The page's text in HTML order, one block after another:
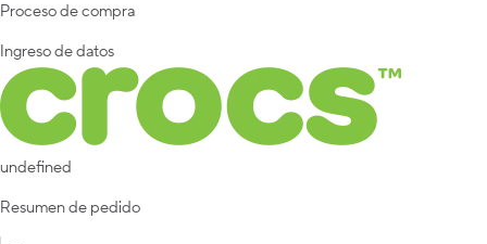
Proceso de compra
Ingreso de datos
undefined
Resumen de pedido